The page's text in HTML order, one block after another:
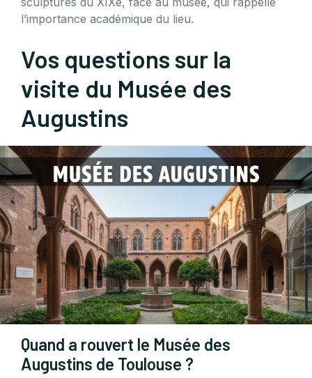
l’importance académique du lieu.
Vos questions sur la
visite du Musée des
Augustins
Quand a rouvert le Musée des
Augustins de Toulouse ?